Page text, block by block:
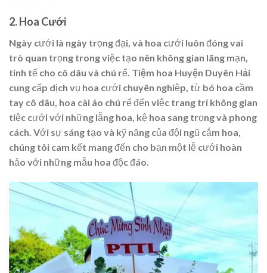
2.Hoa Cưới
Ngày cưới là ngày trọng đại, và hoa cưới luôn đóng vai
trò quan trọng trong việc tạo nên không gian lãng mạn,
tinh tế cho cô dâu và chú rể. Tiệm hoa Huyện Duyên Hải
cung cấp dịch vụ hoa cưới chuyên nghiệp, từ bó hoa cầm
tay cô dâu, hoa cài áo chú rể đến việc trang trí không gian
tiệc cưới với những lẵng hoa, kệ hoa sang trọng và phong
cách. Với sự sáng tạo và kỹ năng của đội ngũ cắm hoa,
chúng tôi cam kết mang đến cho bạn một lễ cưới hoàn
hảo với những mẫu hoa độc đáo.